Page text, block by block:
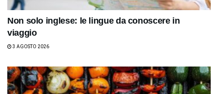
Non solo inglese: le lingue da conoscere in
viaggio
3 AGOSTO 2026